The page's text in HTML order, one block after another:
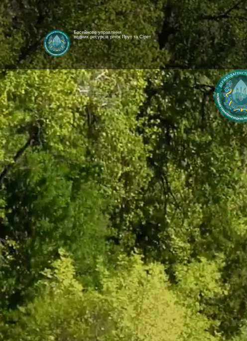
[newyear_garland]
Басейнове управління
водних ресурсів річок Прут та Сірет